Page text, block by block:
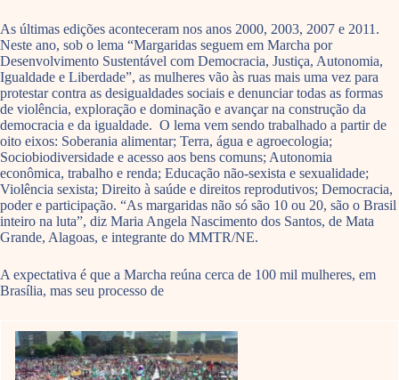
As últimas edições aconteceram nos anos 2000, 2003, 2007 e 2011.
Neste ano, sob o lema “Margaridas seguem em Marcha por
Desenvolvimento Sustentável com Democracia, Justiça, Autonomia,
Igualdade e Liberdade”, as mulheres vão às ruas mais uma vez para
protestar contra as desigualdades sociais e denunciar todas as formas
de violência, exploração e dominação e avançar na construção da
democracia e da igualdade. O lema vem sendo trabalhado a partir de
oito eixos: Soberania alimentar; Terra, água e agroecologia;
Sociobiodiversidade e acesso aos bens comuns; Autonomia
econômica, trabalho e renda; Educação não-sexista e sexualidade;
Violência sexista; Direito à saúde e direitos reprodutivos; Democracia,
poder e participação. “As margaridas não só são 10 ou 20, são o Brasil
inteiro na luta”, diz Maria Angela Nascimento dos Santos, de Mata
Grande, Alagoas, e integrante do MMTR/NE.
A expectativa é que a Marcha reúna cerca de 100 mil mulheres, em
Brasília, mas seu processo de